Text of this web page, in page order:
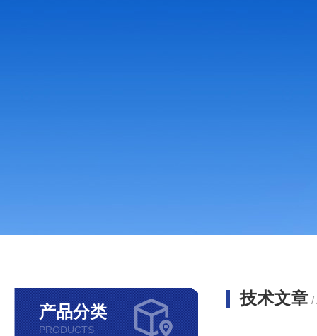
产品分类
PRODUCTS
技术文章 /